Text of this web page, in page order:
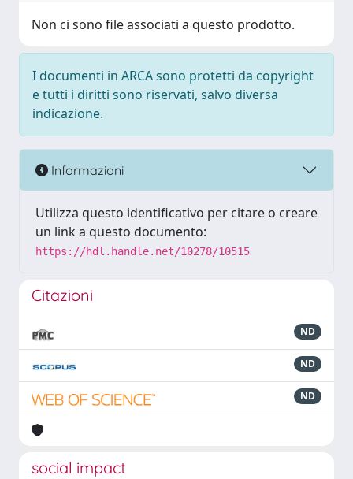
Non ci sono file associati a questo prodotto.
I documenti in ARCA sono protetti da copyright
e tutti i diritti sono riservati, salvo diversa
indicazione.
Informazioni
Utilizza questo identificativo per citare o creare
un link a questo documento:
https://hdl.handle.net/10278/10515
Citazioni
ND
ND
ND
social impact